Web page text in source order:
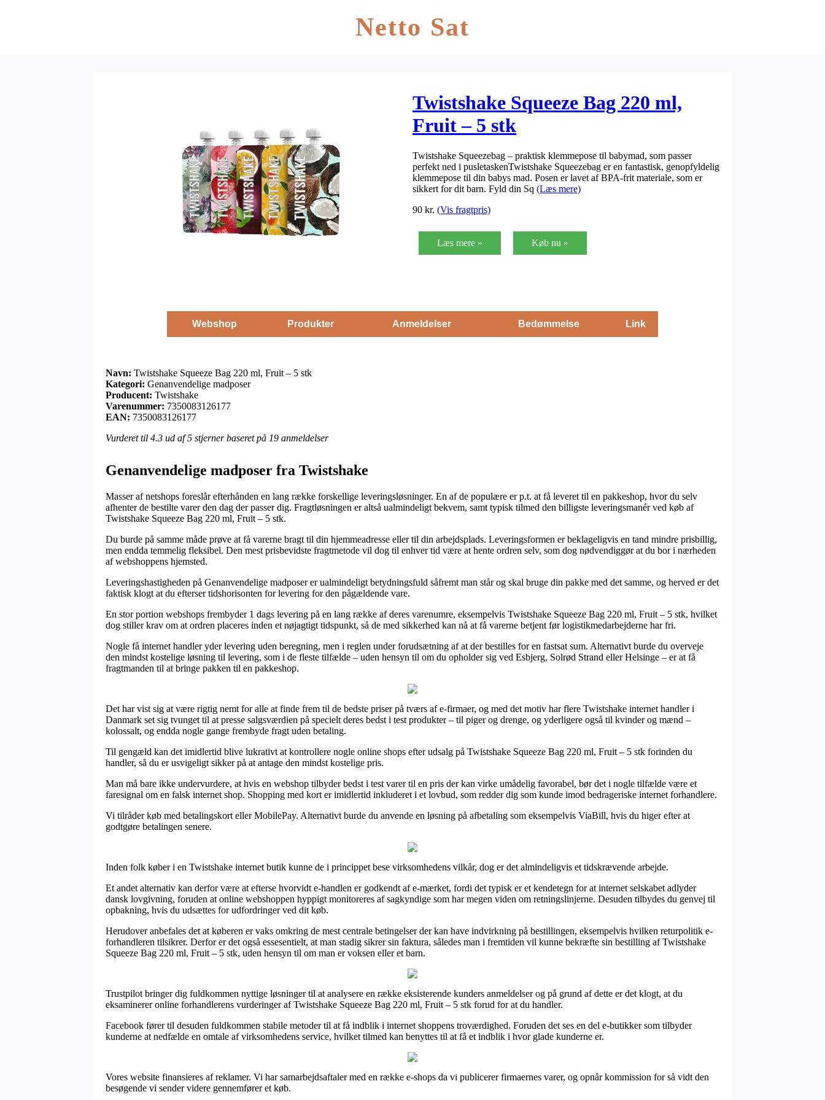
Netto Sat
Twistshake Squeeze Bag 220 ml,
Fruit – 5 stk
Twistshake Squeezebag – praktisk klemmepose til babymad, som passer
perfekt ned i pusletaskenTwistshake Squeezebag er en fantastisk, genopfyldelig
klemmepose til din babys mad. Posen er lavet af BPA-frit materiale, som er
sikkert for dit barn. Fyld din Sq (Læs mere)
90 kr. (Vis fragtpris)
Læs mere » Køb nu »
Webshop Produkter Anmeldelser Bedømmelse Link
Navn: Twistshake Squeeze Bag 220 ml, Fruit – 5 stk
Kategori: Genanvendelige madposer
Producent: Twistshake
Varenummer: 7350083126177
EAN: 7350083126177
Vurderet til 4.3 ud af 5 stjerner baseret på 19 anmeldelser
Genanvendelige madposer fra Twistshake
Masser af netshops foreslår efterhånden en lang række forskellige leveringsløsninger. En af de populære er p.t. at få leveret til en pakkeshop, hvor du selv
afhenter de bestilte varer den dag der passer dig. Fragtløsningen er altså ualmindeligt bekvem, samt typisk tilmed den billigste leveringsmanér ved køb af
Twistshake Squeeze Bag 220 ml, Fruit – 5 stk.
Du burde på samme måde prøve at få varerne bragt til din hjemmeadresse eller til din arbejdsplads. Leveringsformen er beklageligvis en tand mindre prisbillig,
men endda temmelig fleksibel. Den mest prisbevidste fragtmetode vil dog til enhver tid være at hente ordren selv, som dog nødvendiggør at du bor i nærheden
af webshoppens hjemsted.
Leveringshastigheden på Genanvendelige madposer er ualmindeligt betydningsfuld såfremt man står og skal bruge din pakke med det samme, og herved er det
faktisk klogt at du efterser tidshorisonten for levering for den pågældende vare.
En stor portion webshops frembyder 1 dags levering på en lang række af deres varenumre, eksempelvis Twistshake Squeeze Bag 220 ml, Fruit – 5 stk, hvilket
dog stiller krav om at ordren placeres inden et nøjagtigt tidspunkt, så de med sikkerhed kan nå at få varerne betjent før logistikmedarbejderne har fri.
Nogle få internet handler yder levering uden beregning, men i reglen under forudsætning af at der bestilles for en fastsat sum. Alternativt burde du overveje
den mindst kostelige løsning til levering, som i de fleste tilfælde – uden hensyn til om du opholder sig ved Esbjerg, Solrød Strand eller Helsinge – er at få
fragtmanden til at bringe pakken til en pakkeshop.
Det har vist sig at være rigtig nemt for alle at finde frem til de bedste priser på tværs af e-firmaer, og med det motiv har flere Twistshake internet handler i
Danmark set sig tvunget til at presse salgsværdien på specielt deres bedst i test produkter – til piger og drenge, og yderligere også til kvinder og mænd –
kolossalt, og endda nogle gange frembyde fragt uden betaling.
Til gengæld kan det imidlertid blive lukrativt at kontrollere nogle online shops efter udsalg på Twistshake Squeeze Bag 220 ml, Fruit – 5 stk forinden du
handler, så du er usvigeligt sikker på at antage den mindst kostelige pris.
Man må bare ikke undervurdere, at hvis en webshop tilbyder bedst i test varer til en pris der kan virke umådelig favorabel, bør det i nogle tilfælde være et
faresignal om en falsk internet shop. Shopping med kort er imidlertid inkluderet i et lovbud, som redder dig som kunde imod bedrageriske internet forhandlere.
Vi tilråder køb med betalingskort eller MobilePay. Alternativt burde du anvende en løsning på afbetaling som eksempelvis ViaBill, hvis du higer efter at
godtgøre betalingen senere.
Inden folk køber i en Twistshake internet butik kunne de i princippet bese virksomhedens vilkår, dog er det almindeligvis et tidskrævende arbejde.
Et andet alternativ kan derfor være at efterse hvorvidt e-handlen er godkendt af e-mærket, fordi det typisk er et kendetegn for at internet selskabet adlyder
dansk lovgivning, foruden at online webshoppen hyppigt monitoreres af sagkyndige som har megen viden om retningslinjerne. Desuden tilbydes du genvej til
opbakning, hvis du udsættes for udfordringer ved dit køb.
Herudover anbefales det at køberen er vaks omkring de mest centrale betingelser der kan have indvirkning på bestillingen, eksempelvis hvilken returpolitik e-
forhandleren tilsikrer. Derfor er det også essesentielt, at man stadig sikrer sin faktura, således man i fremtiden vil kunne bekræfte sin bestilling af Twistshake
Squeeze Bag 220 ml, Fruit – 5 stk, uden hensyn til om man er voksen eller et barn.
Trustpilot bringer dig fuldkommen nyttige løsninger til at analysere en række eksisterende kunders anmeldelser og på grund af dette er det klogt, at du
eksaminerer online forhandlerens vurderinger af Twistshake Squeeze Bag 220 ml, Fruit – 5 stk forud for at du handler.
Facebook fører til desuden fuldkommen stabile metoder til at få indblik i internet shoppens troværdighed. Foruden det ses en del e-butikker som tilbyder
kunderne at nedfælde en omtale af virksomhedens service, hvilket tilmed kan benyttes til at få et indblik i hvor glade kunderne er.
Vores website finansieres af reklamer. Vi har samarbejdsaftaler med en række e-shops da vi publicerer firmaernes varer, og opnår kommission for så vidt den
besøgende vi sender videre gennemfører et køb.